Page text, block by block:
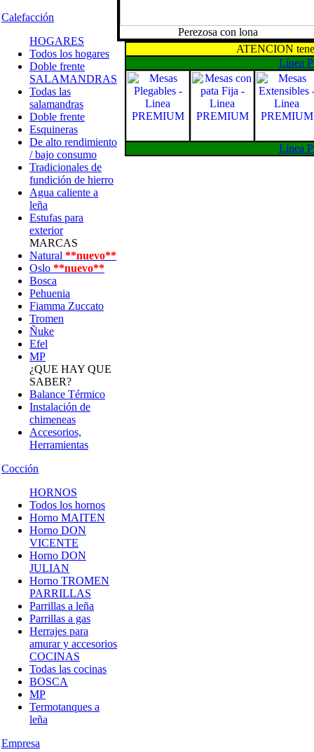
Calefacción
HOGARES
Todos los hogares
Doble frente
SALAMANDRAS
Todas las
salamandras
Doble frente
Esquineras
De alto rendimiento
/ bajo consumo
Tradicionales de
fundición de hierro
Agua caliente a
leña
Estufas para
exterior
MARCAS
Natural **nuevo**
Oslo **nuevo**
Bosca
Pehuenia
Fiamma Zuccato
Tromen
Ñuke
Efel
MP
¿QUE HAY QUE
SABER?
Balance Térmico
Instalación de
chimeneas
Accesorios,
Herramientas
Cocción
HORNOS
Todos los hornos
Horno MAITEN
Horno DON
VICENTE
Horno DON
JULIAN
Horno TROMEN
PARRILLAS
Parrillas a leña
Parrillas a gas
Herrajes para
amurar y accesorios
COCINAS
Todas las cocinas
BOSCA
MP
Termotanques a
leña
Empresa
Perezosa con lona
ATENCION
Línea
Línea